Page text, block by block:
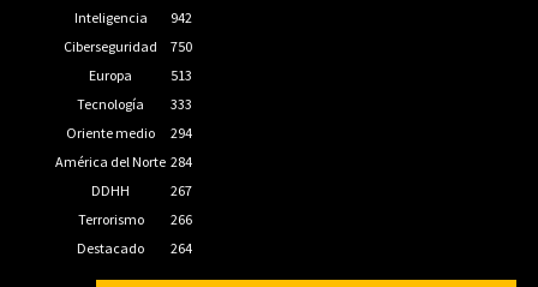
Inteligencia
942
Ciberseguridad
750
Europa
513
Tecnología
333
Oriente medio
294
América del Norte 284
DDHH
267
Terrorismo
266
Destacado
264